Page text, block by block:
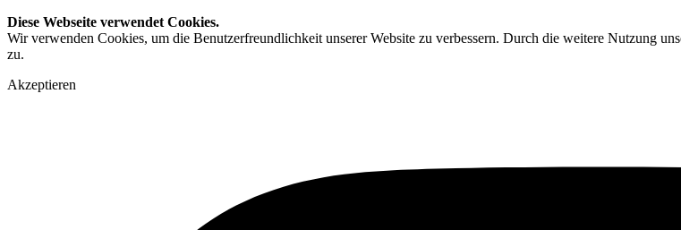
Diese Webseite verwendet Cookies.
Wir verwenden Cookies, um die Benutzerfreundlichkeit unserer Website zu verbessern. Durch die weitere Nutzung
zu.
Akzeptieren